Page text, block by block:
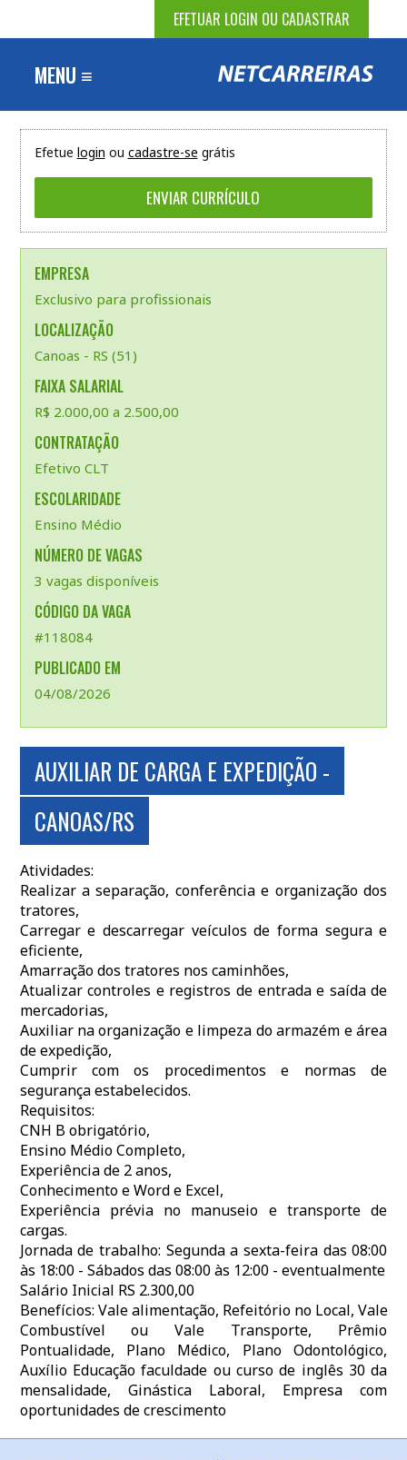
EFETUAR LOGIN OU CADASTRAR
MENU ≡
Efetue login ou cadastre-se grátis
EMPRESA
Exclusivo para profissionais
LOCALIZAÇÃO
Canoas - RS (51)
FAIXA SALARIAL
R$ 2.000,00 a 2.500,00
CONTRATAÇÃO
Efetivo CLT
ESCOLARIDADE
Ensino Médio
NÚMERO DE VAGAS
3 vagas disponíveis
CÓDIGO DA VAGA
#118084
PUBLICADO EM
04/08/2026
AUXILIAR DE CARGA E EXPEDIÇÃO -
CANOAS/RS
Atividades:
Realizar a separação, conferência e organização dos
tratores,
Carregar e descarregar veículos de forma segura e
eficiente,
Amarração dos tratores nos caminhões,
Atualizar controles e registros de entrada e saída de
mercadorias,
Auxiliar na organização e limpeza do armazém e área
de expedição,
Cumprir com os procedimentos e normas de
segurança estabelecidos.
Requisitos:
CNH B obrigatório,
Ensino Médio Completo,
Experiência de 2 anos,
Conhecimento e Word e Excel,
Experiência prévia no manuseio e transporte de
cargas.
Jornada de trabalho: Segunda a sexta-feira das 08:00
às 18:00 - Sábados das 08:00 às 12:00 - eventualmente
Salário Inicial RS 2.300,00
Benefícios: Vale alimentação, Refeitório no Local, Vale
Combustível ou Vale Transporte, Prêmio
Pontualidade, Plano Médico, Plano Odontológico,
Auxílio Educação faculdade ou curso de inglês 30 da
mensalidade, Ginástica Laboral, Empresa com
oportunidades de crescimento